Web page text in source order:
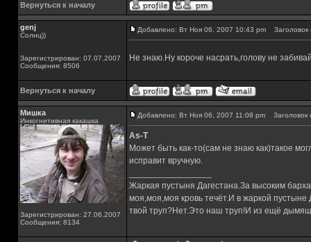
Вернуться к началу
genj
Солнц))
Зарегистрирован: 07.07.2007
Сообщения: 8506
Добавлено: Вт Ноя 06, 2007 10:43 pm Заголовок
Не знаю.Ну короче насрать,голову не
Вернуться к началу
Мишка
Инкогнитивная какашка
Зарегистрирован: 27.06.2007
Сообщения: 8134
Добавлено: Вт Ноя 06, 2007 11:08 pm Заголовок
As-T
Может быть как-то(сам не знаю как)такое
исправит вручную.
Жаркая пустыня Дагестана.За высоким
моя,моя,моя кровь течёт.И в жаркой
твой труп?Нет.Это наш труп!И из ещё